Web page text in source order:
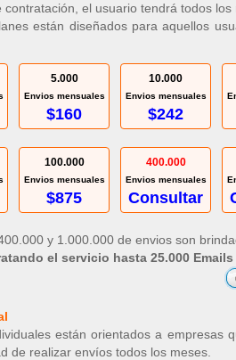
contratación, el usuario tendrá todos
están diseñados para aquellos
5.000
Envios mensuales
$160
10.000
Envios mensuales
$242
100.000
Envios mensuales
$875
400.000
Envios mensuales
Consultar
y 1.000.000 de envios son
el servicio hasta 25.000
están orientados a empresas
de realizar envíos todos los meses.